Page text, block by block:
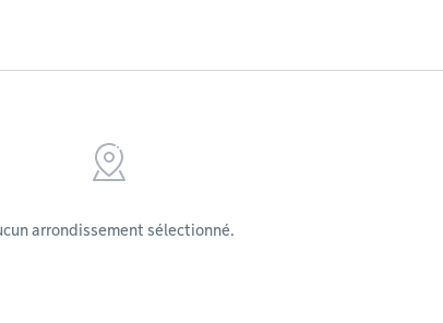
arrondissement sélectionné.